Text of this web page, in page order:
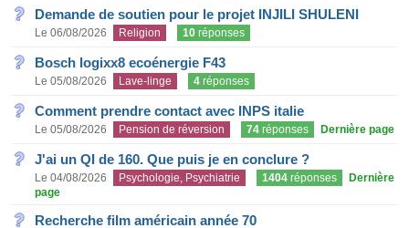
Demande de soutien pour le projet INJILI SHULENI
Le 06/08/2026 Religion 10 réponses
Bosch logixx8 ecoénergie F43
Le 05/08/2026 Lave-linge 4 réponses
Comment prendre contact avec INPS italie
Le 05/08/2026 Pension de réversion 74 réponses Dernière page
J'ai un QI de 160. Que puis je en conclure ?
Le 04/08/2026 Psychologie, Psychiatrie 1404 réponses
Dernière
page
Recherche film américain année 70